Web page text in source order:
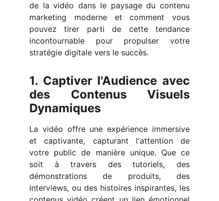
de la vidéo dans le paysage du contenu
marketing moderne et comment vous
pouvez tirer parti de cette tendance
incontournable pour propulser votre
stratégie digitale vers le succès.
1. Captiver l'Audience avec
des Contenus Visuels
Dynamiques
La vidéo offre une expérience immersive
et captivante, capturant l'attention de
votre public de manière unique. Que ce
soit à travers des tutoriels, des
démonstrations de produits, des
interviews, ou des histoires inspirantes, les